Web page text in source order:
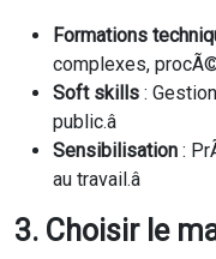
Formations
complexes,
Soft skills :
public.â
Sensibilisation :
au travail.â
3. Choisir le